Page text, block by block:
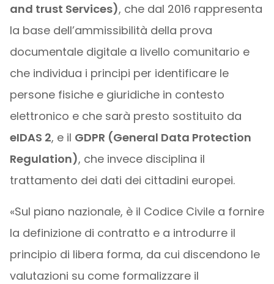
and trust Services), che dal 2016 rappresenta
la base dell’ammissibilità della prova
documentale digitale a livello comunitario e
che individua i principi per identificare le
persone fisiche e giuridiche in contesto
elettronico e che sarà presto sostituito da
eIDAS 2, e il GDPR (General Data Protection
Regulation), che invece disciplina il
trattamento dei dati dei cittadini europei.
«Sul piano nazionale, è il Codice Civile a fornire
la definizione di contratto e a introdurre il
principio di libera forma, da cui discendono le
valutazioni su come formalizzare il